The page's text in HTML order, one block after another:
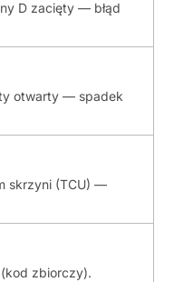
D zacięty — błąd
otwarty — spadek
skrzyni (TCU) —
(kod zbiorczy).